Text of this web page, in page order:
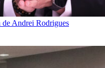
de Andrei Rodrigues